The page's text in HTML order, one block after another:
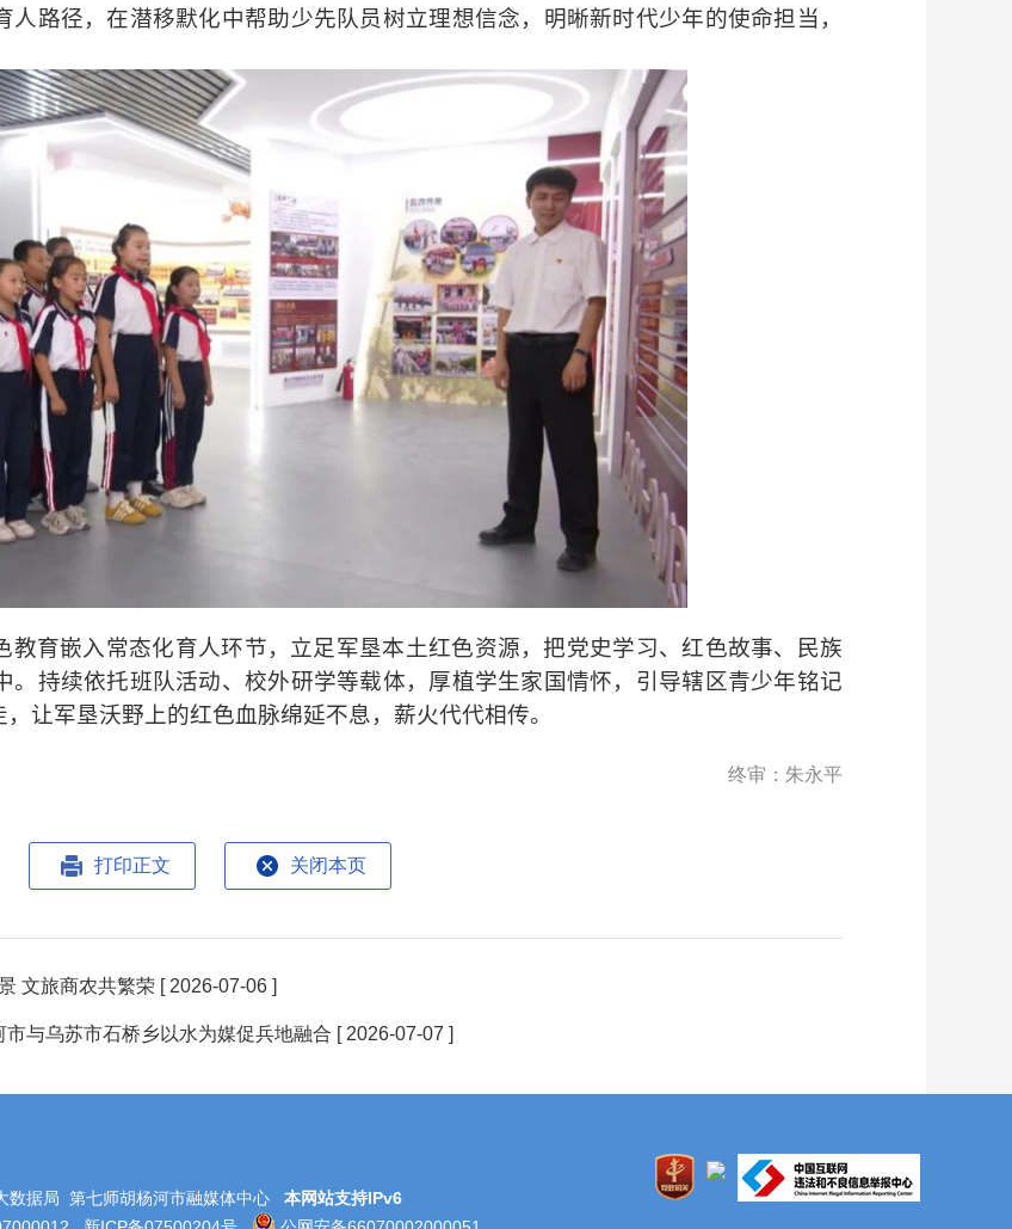
路径，在潜移默化中帮助少先队员树立理想信念，明晰新时代少年的使命担当，
育嵌入常态化育人环节，立足军垦本土红色资源，把党史学习、红色故事、民族
。持续依托班队活动、校外研学等载体，厚植学生家国情怀，引导辖区青少年铭记
让军垦沃野上的红色血脉绵延不息，薪火代代相传。
终审：朱永平
打印正文 关闭本页
文旅商农共繁荣 [ 2026-07-06 ]
市与乌苏市石桥乡以水为媒促兵地融合 [ 2026-07-07 ]
数据局 第七师胡杨河市融媒体中心 本网站支持IPv6